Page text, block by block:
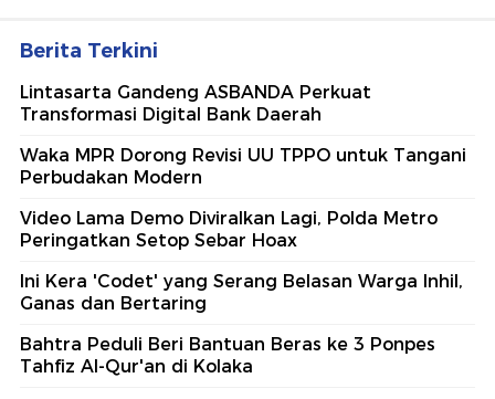
Berita Terkini
Lintasarta Gandeng ASBANDA Perkuat
Transformasi Digital Bank Daerah
Waka MPR Dorong Revisi UU TPPO untuk Tangani
Perbudakan Modern
Video Lama Demo Diviralkan Lagi, Polda Metro
Peringatkan Setop Sebar Hoax
Ini Kera 'Codet' yang Serang Belasan Warga Inhil,
Ganas dan Bertaring
Bahtra Peduli Beri Bantuan Beras ke 3 Ponpes
Tahfiz Al-Qur'an di Kolaka